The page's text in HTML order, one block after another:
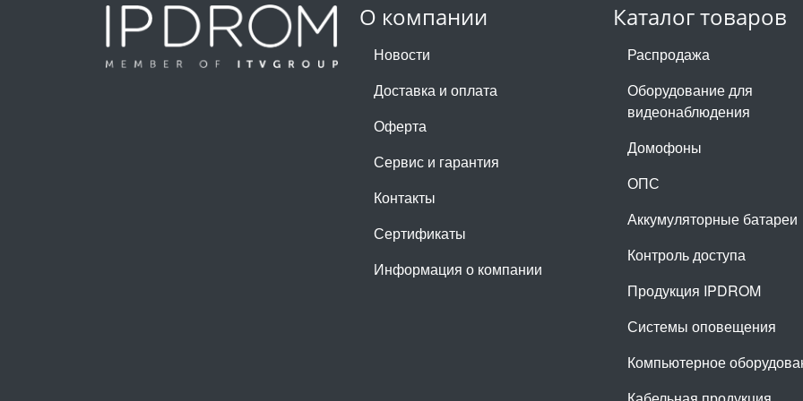
О компании
Новости
Доставка и оплата
Оферта
Сервис и гарантия
Контакты
Сертификаты
Информация о компании
Каталог товаров
Распродажа
Оборудование для
видеонаблюдения
Домофоны
ОПС
Аккумуляторные батареи
Контроль доступа
Продукция IPDROM
Системы оповещения
Компьютерное